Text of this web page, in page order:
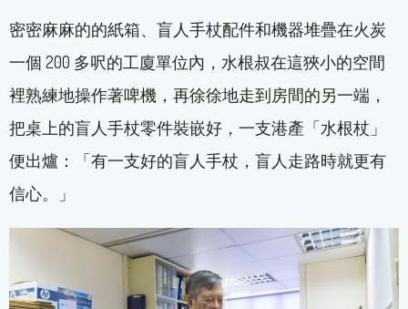
密密麻麻的的紙箱、盲人手杖配件和機器堆疊在火炭
一個 200 多呎的工廈單位內，水根叔在這狹小的空間
裡熟練地操作著啤機，再徐徐地走到房間的另一端，
把桌上的盲人手杖零件裝嵌好，一支港產「水根杖」
便出爐：「有一支好的盲人手杖，盲人走路時就更有
信心。」